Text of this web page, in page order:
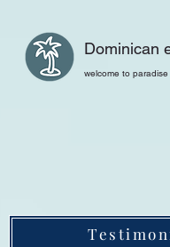
Dominican
welcome to paradise